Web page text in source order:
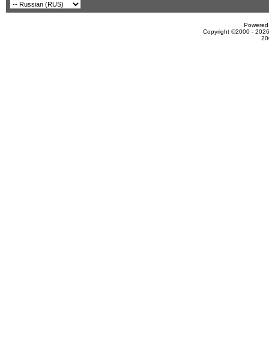
Copyright ©2000 -